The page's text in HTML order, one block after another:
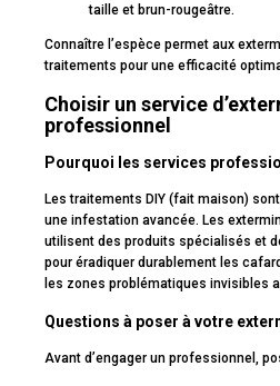
taille et brun-rougeâtre.
Connaître l’espèce permet aux
traitements pour une efficacité
Choisir un service
professionnel
Pourquoi les services
Les traitements DIY (fait maison)
une infestation avancée. Les
utilisent des produits spécialisés et
pour éradiquer durablement les
les zones problématiques invisibles
Questions à poser à votre
Avant d’engager un professionnel,